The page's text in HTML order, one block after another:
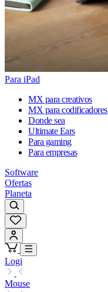
Para iPad
MX para creativos
MX para codificadores
Donde sea
Ultimate Ears
Para gaming
Para empresas
Software
Ofertas
Planeta
Logi
Mouse